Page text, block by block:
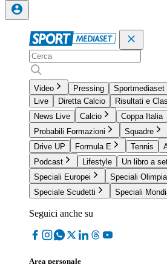
Video Pressing Sportmediaset
Live
Diretta Calcio
Risultati e
News Live
Calcio Coppa Italia
Probabili Formazioni
Squadre
Drive UP
Formula E Tennis
Podcast
Lifestyle
Un libro a
Speciali Europei
Speciali
Speciale Scudetti
Speciali
Seguici anche su
Area personale